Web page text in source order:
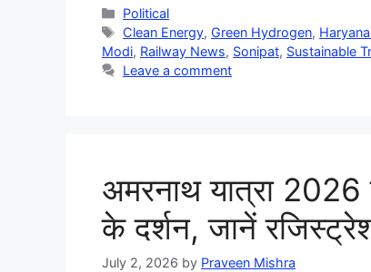
Categories
Political
Tags
Clean Energy,Green Hydrogen,
Modi, Railway News, Sonipat, Sustainable
Leave a comment
अमरनाथ यात्रा 2026
के दर्शन, जानें
July 2, 2026 by Praveen Mishra